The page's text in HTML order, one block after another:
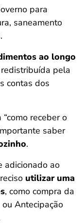
para
saneamento
ao longo
pela
contas dos
receber o
saber
.
adicionado ao
utilizar uma
, como compra da
Antecipação